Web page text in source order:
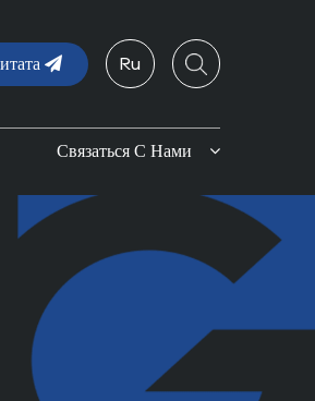
Ru
Связаться С Нами